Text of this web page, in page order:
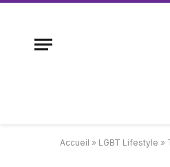
Accueil » LGBT Lifestyle »